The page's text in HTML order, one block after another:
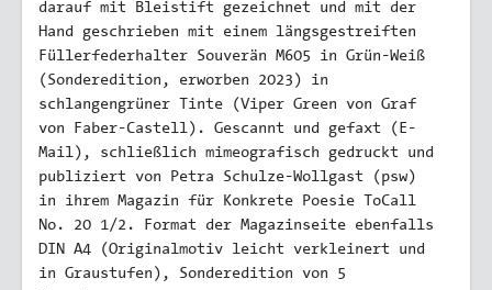
darauf mit Bleistift gezeichnet und mit der
Hand geschrieben mit einem längsgestreiften
Füllerfederhalter Souverän M605 in Grün-Weiß
(Sonderedition, erworben 2023) in
schlangengrüner Tinte (Viper Green von Graf
von Faber-Castell). Gescannt und gefaxt (E-
Mail), schließlich mimeografisch gedruckt und
publiziert von Petra Schulze-Wollgast (psw)
in ihrem Magazin für Konkrete Poesie ToCall
No. 20 1/2. Format der Magazinseite ebenfalls
DIN A4 (Originalmotiv leicht verkleinert und
in Graustufen), Sonderedition von 5